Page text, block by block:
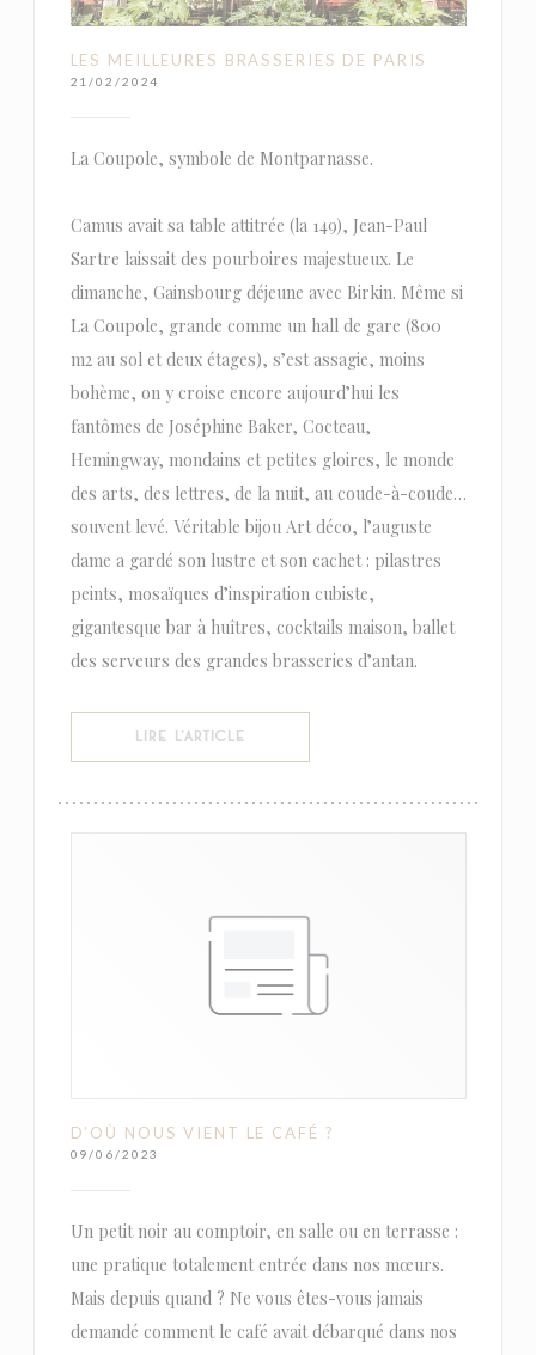
LES MEILLEURES BRASSERIES DE PARIS
21/02/2024
La Coupole, symbole de Montparnasse.
Camus avait sa table attitrée (la 149), Jean-Paul
Sartre laissait des pourboires majestueux. Le
dimanche, Gainsbourg déjeune avec Birkin. Même si
La Coupole, grande comme un hall de gare (800
m2 au sol et deux étages), s’est assagie, moins
bohème, on y croise encore aujourd’hui les
fantômes de Joséphine Baker, Cocteau,
Hemingway, mondains et petites gloires, le monde
des arts, des lettres, de la nuit, au coude-à-coude…
souvent levé. Véritable bijou Art déco, l’auguste
dame a gardé son lustre et son cachet : pilastres
peints, mosaïques d’inspiration cubiste,
gigantesque bar à huîtres, cocktails maison, ballet
des serveurs des grandes brasseries d’antan.
LIRE L'ARTICLE((OUVRE UNE NOUVELLE FENÊTRE))
D’OÙ NOUS VIENT LE CAFÉ ?
09/06/2023
Un petit noir au comptoir, en salle ou en terrasse :
une pratique totalement entrée dans nos mœurs.
Mais depuis quand ? Ne vous êtes-vous jamais
demandé comment le café avait débarqué dans nos